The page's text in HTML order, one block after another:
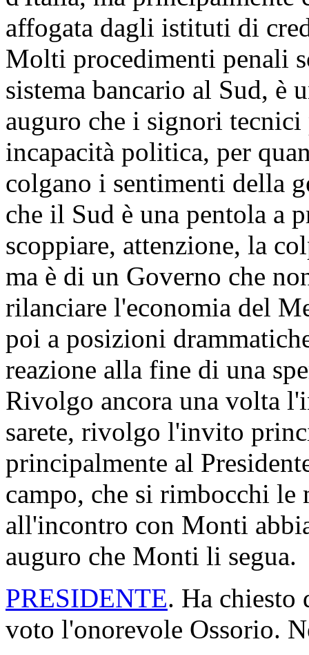
affogata dagli istituti di
Molti procedimenti penali
sistema bancario al Sud, è
auguro che i signori
incapacità politica, per
colgano i sentimenti della
che il Sud è una pentola a
scoppiare, attenzione, la
ma è di un Governo che
rilanciare l'economia del
poi a posizioni
reazione alla fine di una
Rivolgo ancora una volta
sarete, rivolgo l'invito
principalmente al
campo, che si rimbocchi
all'incontro con Monti
auguro che Monti li segua.
PRESIDENTE. Ha chiesto
voto l'onorevole Ossorio.